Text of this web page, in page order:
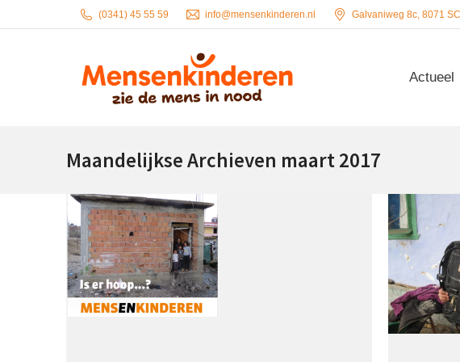
(0341) 45 55 59 info@mensenkinderen.nl Galvaniweg 8c, 8071
Actueel
Maandelijkse Archieven maart 2017
Actueel